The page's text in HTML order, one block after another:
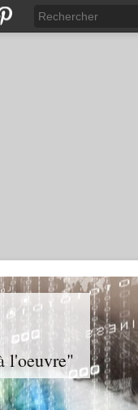
l'oeuvre"